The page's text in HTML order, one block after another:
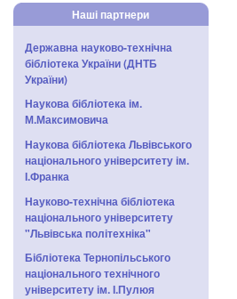
Наші партнери
Державна науково-технічна
бібліотека України (ДНТБ
України)
Наукова бібліотека ім.
М.Максимовича
Наукова бібліотека Львівського
національного університету ім.
І.Франка
Науково-технічна бібліотека
національного університету
"Львівська політехніка"
Бібліотека Тернопільського
національного технічного
університету ім. І.Пулюя